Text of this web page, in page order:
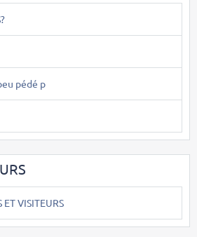
pédé p
ET VISITEURS